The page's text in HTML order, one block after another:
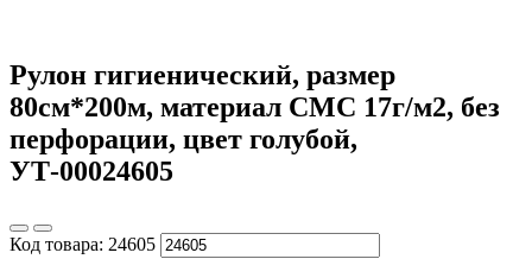
Рулон гигиенический, размер
80см*200м, материал СМС 17г/м2, без
перфорации, цвет голубой,
УТ-00024605
Код товара: 24605